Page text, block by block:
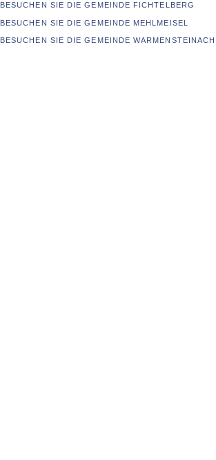
BESUCHEN SIE DIE GEMEINDE FICHTELBERG
BESUCHEN SIE DIE GEMEINDE MEHLMEISEL
BESUCHEN SIE DIE GEMEINDE WARMENSTEINACH